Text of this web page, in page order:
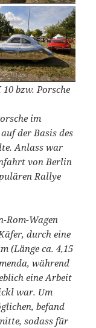
bzw. Porsche
im
der Basis des
Anlass war
von Berlin
Rallye
Rom-Wagen
durch eine
(Länge ca. 4,15
während
eine Arbeit
war. Um
befand
sodass für